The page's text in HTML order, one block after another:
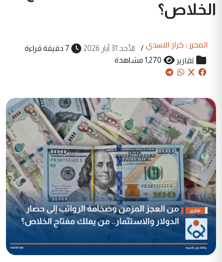
الخلاص؟
المحرر : كرار الاسدي / الأحد 31 آيار 2026 7 دقيقة قراءة
تقارير 1,270 مشاهدة